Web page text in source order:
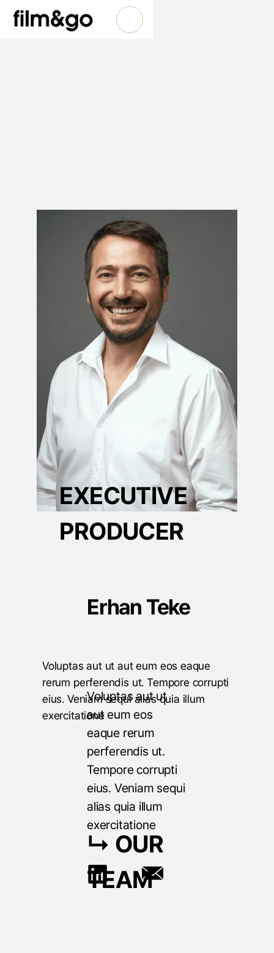
EXECUTIVE
PRODUCER
Erhan Teke
Voluptas aut ut aut eum eos eaque
rerum perferendis ut. Tempore corrupti
eius. Veniam sequi alias quia illum
exercitatione
Voluptas aut ut
aut eum eos
eaque rerum
perferendis ut.
Tempore corrupti
eius. Veniam sequi
alias quia illum
exercitatione
↳ OUR
TEAM